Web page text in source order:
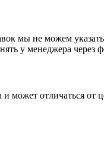
мы не можем
у менеджера через
и может отличаться от